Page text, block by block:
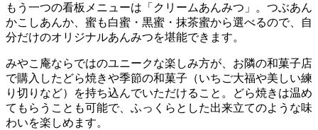
もう一つの看板メニューは「クリームあんみつ」。つぶあん
かこしあんか、蜜も白蜜・黒蜜・抹茶蜜から選べるので、自
分だけのオリジナルあんみつを堪能できます。
みやこ庵ならではのユニークな楽しみ方が、お隣の和菓子店
で購入したどら焼きや季節の和菓子（いちご大福や美しい練
り切りなど）を持ち込んでいただけること。どら焼きは温め
てもらうことも可能で、ふっくらとした出来立てのような味
わいを楽しめます。